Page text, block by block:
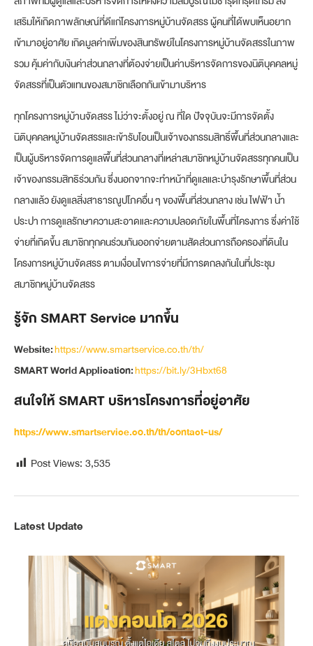
เสริมให้เกิดภาพลักษณ์ที่ดีแก่โครงการหมู่บ้านจัดสรร ผู้คนที่ได้พบเห็นอยาก
เข้ามาอยู่อาศัย เกิดมูลค่าเพิ่มของสินทรัพย์ในโครงการหมู่บ้านจัดสรรในภาพ
รวม คุ้มค่ากับเงินค่าส่วนกลางที่ต้องจ่ายเป็นค่าบริหารจัดการของนิติบุคคลหมู่
จัดสรรที่เป็นตัวแทนของสมาชิกเลือกกันเข้ามาบริหาร
ทุกโครงการหมู่บ้านจัดสรร ไม่ว่าจะตั้งอยู่ ณ ที่ใด ปัจจุบันจะมีการจัดตั้ง
นิติบุคคลหมู่บ้านจัดสรรและเข้ารับโอนเป็นเจ้าของกรรมสิทธิ์พื้นที่ส่วนกลางและ
เป็นผู้บริหารจัดการดูแลพื้นที่ส่วนกลางที่เหล่าสมาชิกหมู่บ้านจัดสรรทุกคนเป็น
เจ้าของกรรมสิทธิร่วมกัน ซึ่งนอกจากจะทำหน้าที่ดูแลและบำรุงรักษาพื้นที่ส่วน
กลางแล้ว ยังดูแลสิ่งสาธารณูปโภคอื่น ๆ ของพื้นที่ส่วนกลาง เช่น ไฟฟ้า น้ำ
ประปา การดูแลรักษาความสะอาดและความปลอดภัยในพื้นที่โครงการ ซึ่งค่าใช้
จ่ายที่เกิดขึ้น สมาชิกทุกคนร่วมกันออกจ่ายตามสัดส่วนการถือครองที่ดินใน
โครงการหมู่บ้านจัดสรร ตามเงื่อนไขการจ่ายที่มีการตกลงกันในที่ประชุม
สมาชิกหมู่บ้านจัดสรร
รู้จัก SMART Service มากขึ้น
Website:https://www.smartservice.co.th/th/
SMART World Application:https://bit.ly/3Hbxt68
สนใจให้ SMART บริหารโครงการที่อยู่อาศัย
https://www.smartservice.co.th/th/contact-us/
Post Views: 3,535
Latest Update